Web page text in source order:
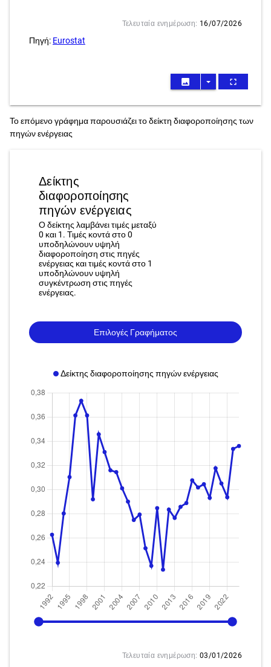
Τελευταία ενημέρωση: 16/07/2026
Πηγή: Eurostat
image arrow_drop_down fullscreen
Το επόμενο γράφημα παρουσιάζει το δείκτη διαφοροποίησης των
πηγών ενέργειας
Δείκτης
διαφοροποίησης
πηγών ενέργειας
Ο δείκτης λαμβάνει τιμές μεταξύ
0 και 1. Τιμές κοντά στο 0
υποδηλώνουν υψηλή
διαφοροποίηση στις πηγές
ενέργειας και τιμές κοντά στο 1
υποδηλώνουν υψηλή
συγκέντρωση στις πηγές
ενέργειας.
Επιλογές Γραφήματος
Δείκτης διαφοροποίησης πηγών ενέργειας
1992 2024
Τελευταία ενημέρωση: 03/01/2026